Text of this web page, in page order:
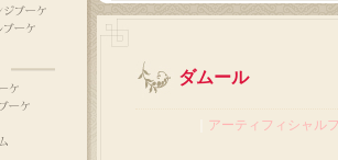
ダムール
アーティフィシャル